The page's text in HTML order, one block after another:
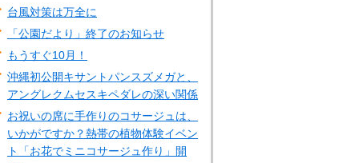
台風対策は万全に
「公園だより」終了のお知らせ
もうすぐ10月！
沖縄初公開キサントパンスズメガと、
アングレクムセスキペダレの深い関係
お祝いの席に手作りのコサージュは、
いかがですか？熱帯の植物体験イベン
ト「お花でミニコサージュ作り」開